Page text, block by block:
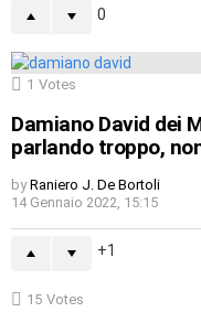
0
1 Votes
Damiano David dei
parlando troppo,
by Raniero J. De Bortoli
14 Gennaio 2022, 15:15
1
15 Votes